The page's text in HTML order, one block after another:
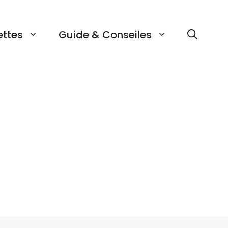
Guide & Conseiles